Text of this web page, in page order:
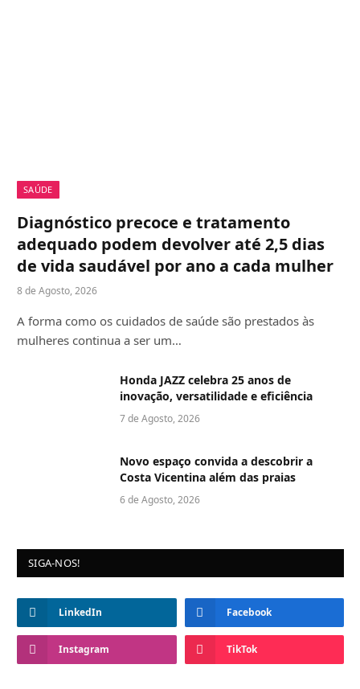
SAÚDE
Diagnóstico precoce e tratamento
adequado podem devolver até 2,5 dias
de vida saudável por ano a cada mulher
8 de Agosto, 2026
A forma como os cuidados de saúde são prestados às
mulheres continua a ser um…
Honda JAZZ celebra 25 anos de
inovação, versatilidade e eficiência
7 de Agosto, 2026
Novo espaço convida a descobrir a
Costa Vicentina além das praias
6 de Agosto, 2026
SIGA-NOS!
LinkedIn Facebook
Instagram TikTok